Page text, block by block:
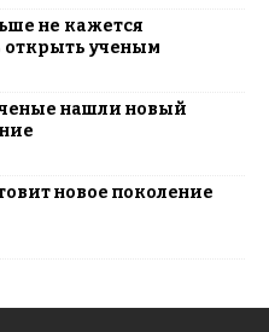
не кажется
открыть ученым
нашли новый
новое поколение